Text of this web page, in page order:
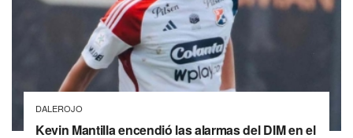
DALEROJO
Kevin Mantilla encendió las alarmas del DIM en el